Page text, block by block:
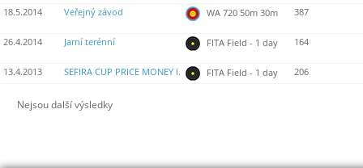
18.5.2014 Veřejný závod WA 720 50m 30m 387
26.4.2014 Jarní terénní FITA Field - 1 day 164
13.4.2013 SEFIRA CUP PRICE MONEY I. FITA Field - 1 day 206
Nejsou další výsledky